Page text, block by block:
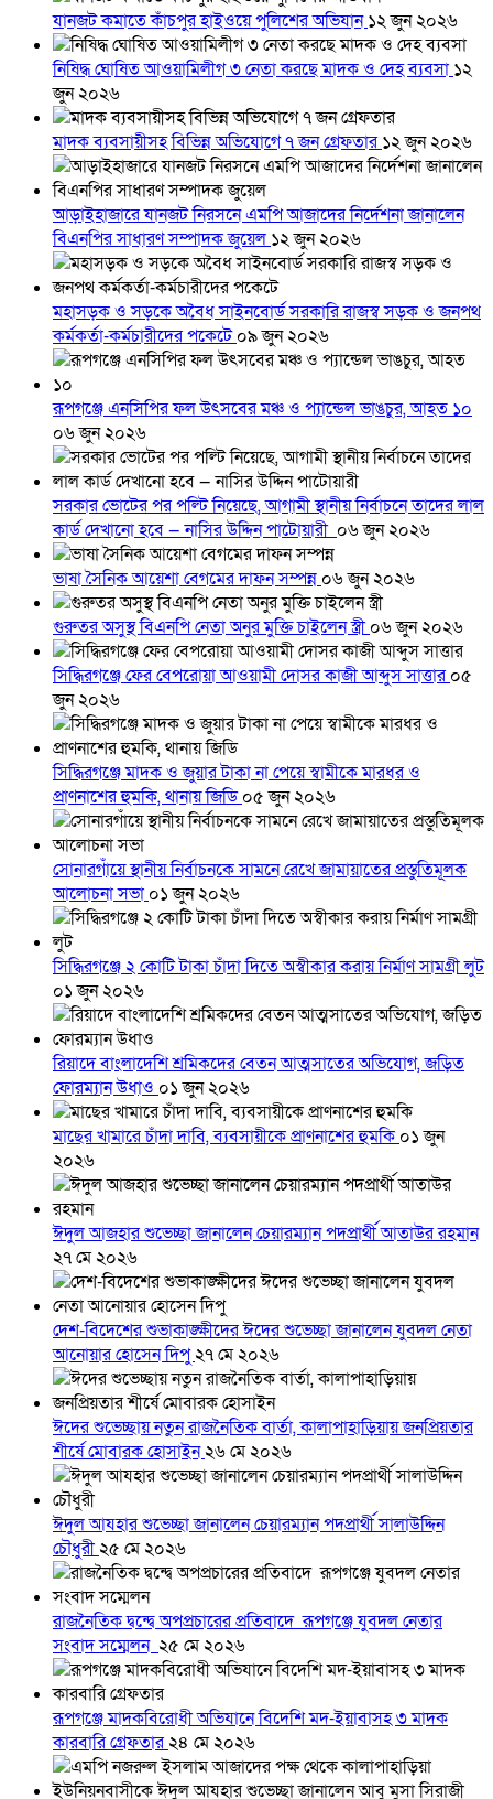
যানজট কমাতে কাঁচপুর হাইওয়ে পুলিশের অভিযান১২ জুন ২০২৬
নিষিদ্ধ ঘোষিত আওয়ামিলীগ ৩ নেতা করছে মাদক ও দেহ ব্যবসা ১২
জুন ২০২৬
মাদক ব্যবসায়ীসহ বিভিন্ন অভিযোগে ৭ জন গ্রেফতার১২ জুন ২০২৬
আড়াইহাজারে যানজট নিরসনে এমপি আজাদের নির্দেশনা জানালেন
বিএনপির সাধারণ সম্পাদক জুয়েল ১২ জুন ২০২৬
মহাসড়ক ও সড়কে অবৈধ সাইনবোর্ড সরকারি রাজস্ব সড়ক ও জনপথ
কর্মকর্তা-কর্মচারীদের পকেটে০৯ জুন ২০২৬
রূপগঞ্জে এনসিপির ফল উৎসবের মঞ্চ ও প্যান্ডেল ভাঙচুর, আহত ১০
০৬ জুন ২০২৬
সরকার ভোটের পর পল্টি নিয়েছে, আগামী স্থানীয় নির্বাচনে তাদের লাল
কার্ড দেখানো হবে — নাসির উদ্দিন পাটোয়ারী ০৬ জুন ২০২৬
ভাষা সৈনিক আয়েশা বেগমের দাফন সম্পন্ন ০৬ জুন ২০২৬
গুরুতর অসুস্থ বিএনপি নেতা অনুর মুক্তি চাইলেন স্ত্রী০৬ জুন ২০২৬
সিদ্ধিরগঞ্জে ফের বেপরোয়া আওয়ামী দোসর কাজী আব্দুস সাত্তার০৫
জুন ২০২৬
সিদ্ধিরগঞ্জে মাদক ও জুয়ার টাকা না পেয়ে স্বামীকে মারধর ও
প্রাণনাশের হুমকি, থানায় জিডি০৫ জুন ২০২৬
সোনারগাঁয়ে স্থানীয় নির্বাচনকে সামনে রেখে জামায়াতের প্রস্তুতিমূলক
আলোচনা সভা ০১ জুন ২০২৬
সিদ্ধিরগঞ্জে ২ কোটি টাকা চাঁদা দিতে অস্বীকার করায় নির্মাণ সামগ্রী লুট
০১ জুন ২০২৬
রিয়াদে বাংলাদেশি শ্রমিকদের বেতন আত্মসাতের অভিযোগ, জড়িত
ফোরম্যান উধাও ০১ জুন ২০২৬
মাছের খামারে চাঁদা দাবি, ব্যবসায়ীকে প্রাণনাশের হুমকি ০১ জুন
২০২৬
ঈদুল আজহার শুভেচ্ছা জানালেন চেয়ারম্যান পদপ্রার্থী আতাউর রহমান
২৭ মে ২০২৬
দেশ-বিদেশের শুভাকাঙ্ক্ষীদের ঈদের শুভেচ্ছা জানালেন যুবদল নেতা
আনোয়ার হোসেন দিপু২৭ মে ২০২৬
ঈদের শুভেচ্ছায় নতুন রাজনৈতিক বার্তা, কালাপাহাড়িয়ায় জনপ্রিয়তার
শীর্ষে মোবারক হোসাইন২৬ মে ২০২৬
ঈদুল আযহার শুভেচ্ছা জানালেন চেয়ারম্যান পদপ্রার্থী সালাউদ্দিন
চৌধুরী২৫ মে ২০২৬
রাজনৈতিক দ্বন্দ্বে অপপ্রচারের প্রতিবাদে ‎রূপগঞ্জে যুবদল নেতার
সংবাদ সম্মেলন ‎ ২৫ মে ২০২৬
রূপগঞ্জে মাদকবিরোধী অভিযানে বিদেশি মদ-ইয়াবাসহ ৩ মাদক
কারবারি গ্রেফতার২৪ মে ২০২৬